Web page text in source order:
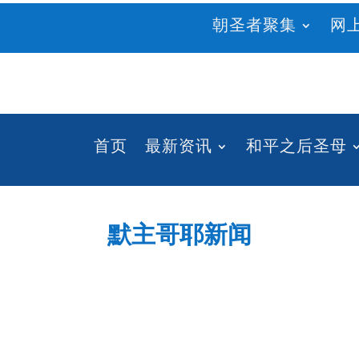
朝圣者聚集 网
首页 最新资讯 和平之后圣母
默主哥耶新闻